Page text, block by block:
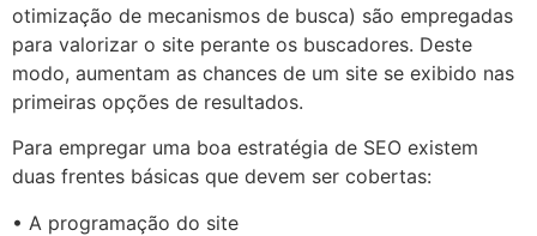
otimização de mecanismos de busca) são empregadas
para valorizar o site perante os buscadores. Deste
modo, aumentam as chances de um site se exibido nas
primeiras opções de resultados.
Para empregar uma boa estratégia de SEO existem
duas frentes básicas que devem ser cobertas:
• A programação do site